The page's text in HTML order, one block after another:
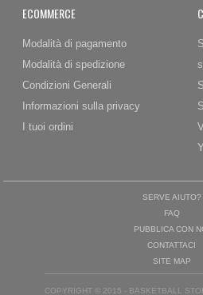
ECOMMERCE
Modalità di pagamento
Modalità di spedizione
Condizioni Generali
Informazioni sulla privacy
I tuoi ordini
SERVE AIUTO?
FAQ
PUBBLICA CON
CONTATTACI
SITE MAP
COPYRIGHT © 2015 - BASKETBALL